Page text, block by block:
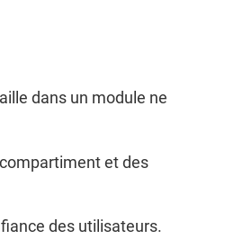
dans un module ne
et des
des utilisateurs.